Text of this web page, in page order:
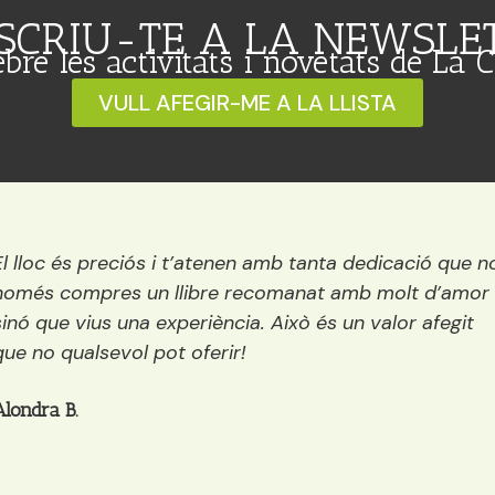
TE A LA
les activitats i novetats de La
VULL AFEGIR-ME A LA LLISTA
llibreria preciosa situada vora el riu. És petita,
i conté els millors llibres del mercat per a
els públics: infantil, juvenil i adults. A més a més,
decideixes quin llibre agafar et pots prendre